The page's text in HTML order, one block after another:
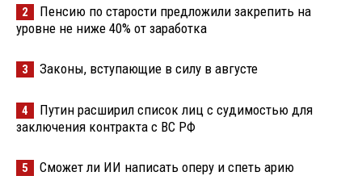
2
Пенсию по старости предложили закрепить на
уровне не ниже 40% от заработка
3 Законы, вступающие в силу в августе
4
Путин расширил список лиц с судимостью для
заключения контракта с ВС РФ
5 Сможет ли ИИ написать оперу и спеть арию